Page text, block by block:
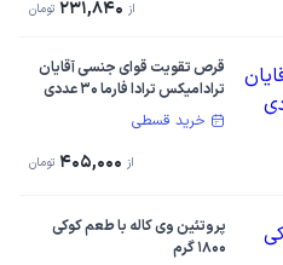
از 231,840 تومان
قرص تقویت قوای جنسی آقایان
ترادامیکس ترادا فارما 30 عددی
خرید قسطی
از 405,000 تومان
پروتئین وی کاله با طعم کوکی
1800 گرم